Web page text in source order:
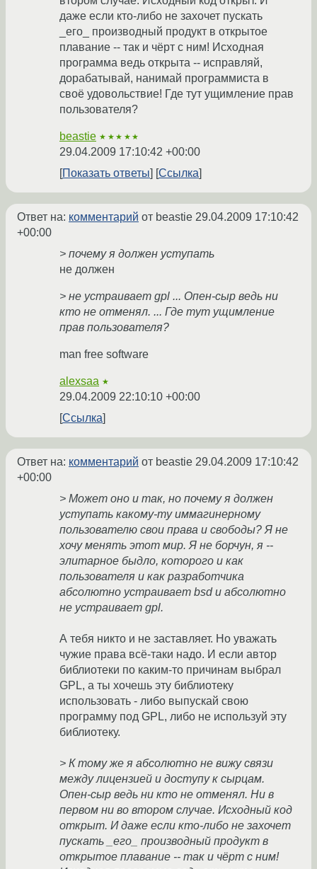
даже если кто-либо не захочет пускать
_его_ производный продукт в открытое
плавание -- так и чёрт с ним! Исходная
программа ведь открыта -- исправляй,
дорабатывай, нанимай программиста в
своё удовольствие! Где тут ущимление прав
пользователя?
beastie ★★★★★
29.04.2009 17:10:42 +00:00
Показать ответы
Ссылка
Ответ на: комментарий от beastie 29.04.2009 17:10:42
+00:00
> почему я должен уступать
не должен
> не устраивает gpl ... Опен-сыр ведь ни
кто не отменял. ... Где тут ущимление
прав пользователя?
man free software
alexsaa ★
29.04.2009 22:10:10 +00:00
Ссылка
Ответ на: комментарий от beastie 29.04.2009 17:10:42
+00:00
> Может оно и так, но почему я должен
уступать какому-ту иммагинерному
пользователю свои права и свободы? Я не
хочу менять этот мир. Я не борчун, я --
элитарное быдло, которого и как
пользователя и как разработчика
абсолютно устраивает bsd и абсолютно
не устраивает gpl.
А тебя никто и не заставляет. Но уважать
чужие права всё-таки надо. И если автор
библиотеки по каким-то причинам выбрал
GPL, а ты хочешь эту библиотеку
использовать - либо выпускай свою
программу под GPL, либо не используй эту
библиотеку.
> К тому же я абсолютно не вижу связи
между лицензией и доступу к сырцам.
Опен-сыр ведь ни кто не отменял. Ни в
первом ни во втором случае. Исходный код
открыт. И даже если кто-либо не захочет
пускать _его_ производный продукт в
открытое плавание -- так и чёрт с ним!